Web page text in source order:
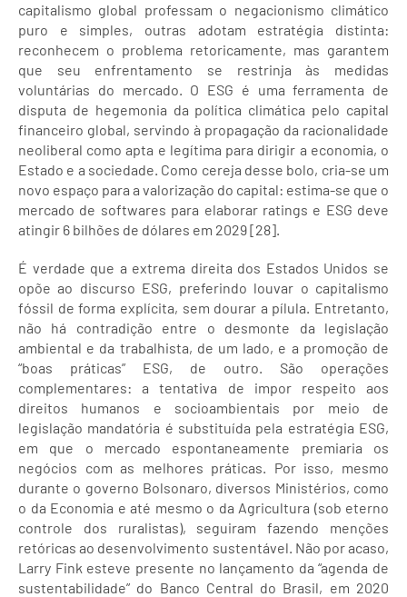
capitalismo global professam o negacionismo climático
puro e simples, outras adotam estratégia distinta:
reconhecem o problema retoricamente, mas garantem
que seu enfrentamento se restrinja às medidas
voluntárias do mercado. O ESG é uma ferramenta de
disputa de hegemonia da política climática pelo capital
financeiro global, servindo à propagação da racionalidade
neoliberal como apta e legítima para dirigir a economia, o
Estado e a sociedade. Como cereja desse bolo, cria-se um
novo espaço para a valorização do capital: estima-se que o
mercado de softwares para elaborar ratings e ESG deve
atingir 6 bilhões de dólares em 2029 [28].
É verdade que a extrema direita dos Estados Unidos se
opõe ao discurso ESG, preferindo louvar o capitalismo
fóssil de forma explícita, sem dourar a pílula. Entretanto,
não há contradição entre o desmonte da legislação
ambiental e da trabalhista, de um lado, e a promoção de
“boas práticas” ESG, de outro. São operações
complementares: a tentativa de impor respeito aos
direitos humanos e socioambientais por meio de
legislação mandatória é substituída pela estratégia ESG,
em que o mercado espontaneamente premiaria os
negócios com as melhores práticas. Por isso, mesmo
durante o governo Bolsonaro, diversos Ministérios, como
o da Economia e até mesmo o da Agricultura (sob eterno
controle dos ruralistas), seguiram fazendo menções
retóricas ao desenvolvimento sustentável. Não por acaso,
Larry Fink esteve presente no lançamento da “agenda de
sustentabilidade” do Banco Central do Brasil, em 2020